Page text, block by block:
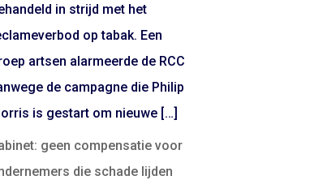
in strijd met het
op tabak. Een
artsen alarmeerde de RCC
de campagne die Philip
is gestart om nieuwe […]
geen compensatie voor
die schade lijden